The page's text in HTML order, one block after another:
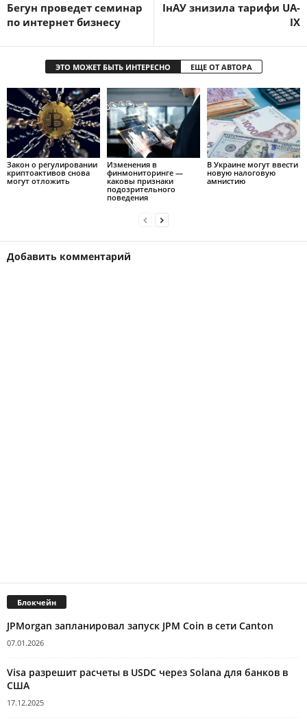
Бегун проведет семинар
по интернет бизнесу
ІнАУ знизила тарифи UA-
IX
ЭТО МОЖЕТ БЫТЬ ИНТЕРЕСНО ЕЩЕ ОТ АВТОРА
Закон о регулировании
криптоактивов снова
могут отложить
Изменения в
финмониторинге —
каковы признаки
подозрительного
поведения
В Украине могут ввести
новую налоговую
амнистию
Добавить комментарий
Блокчейн
JPMorgan запланировал запуск JPM Coin в сети Canton
07.01.2026
Visa разрешит расчеты в USDC через Solana для банков в
США
17.12.2025